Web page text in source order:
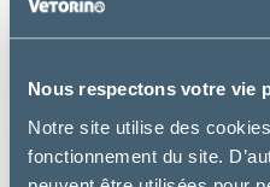
Nous respectons votre vie
Notre site utilise des
fonctionnement du site.
à